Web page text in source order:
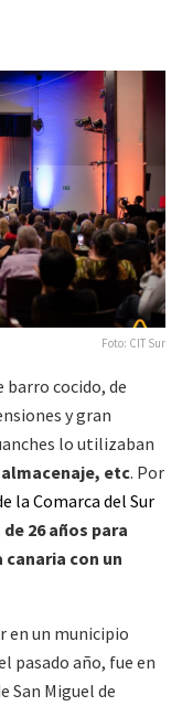
Foto: CIT Sur
barro cocido, de
y gran
lo utilizaban
etc. Por
la Comarca del Sur
de 26 años para
con un
en un municipio
pasado año, fue en
San Miguel de